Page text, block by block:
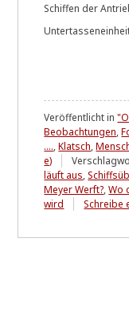
Schif­fen der
Veröffentlicht in
Beobachtungen,
....,Klatsch,
e)
läuft aus,
Meyer Werft?,Wo
wird
Schreibe